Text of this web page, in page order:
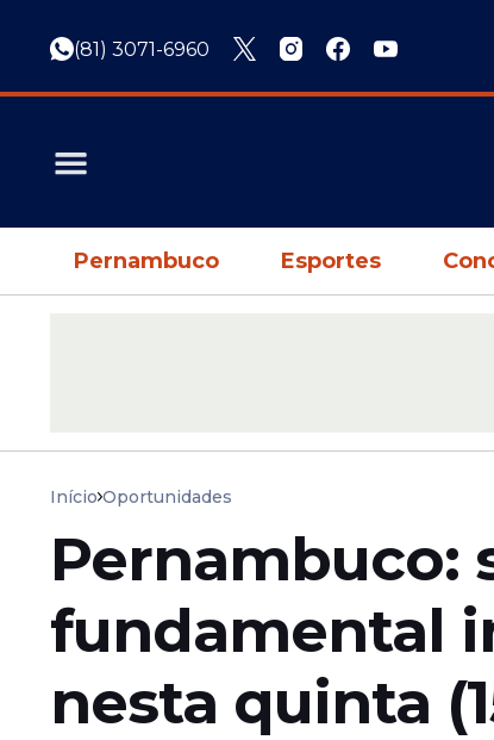
(81) 3071-6960
Pernambuco Esportes
Início Oportunidades
Pernambuco:
fundamental
nesta quinta